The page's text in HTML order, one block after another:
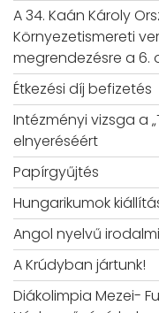
A 34. Kaán Károly
Környezetismereti
megrendezésre a 6.
Étkezési díj befizetés
Intézményi vizsga a
elnyeréséért
Papírgyűjtés
Hungarikumok
Angol nyelvű
A Krúdyban jártunk!
Diákolimpia Mezei-